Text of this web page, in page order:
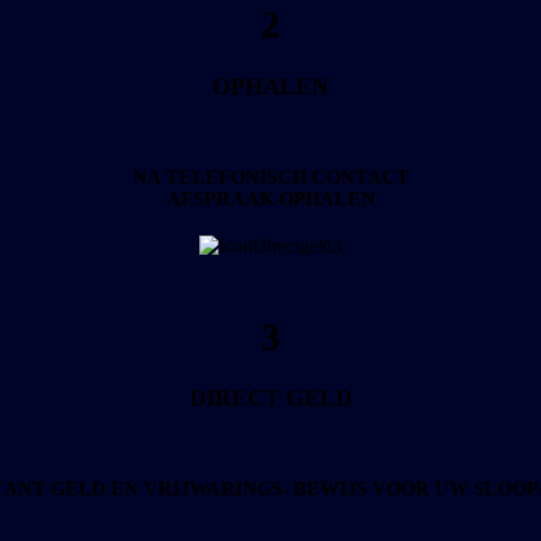
2
OPHALEN
NA TELEFONISCH CONTACT
AFSPRAAK OPHALEN
3
DIRECT GELD
GELD EN VRIJWARINGS- BEWIJS VOOR UW